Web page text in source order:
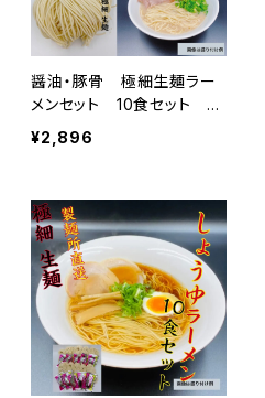
醤油・豚骨 極細生麺ラー
メンセット 10食セット 送
料無料 お家で専門店の麺
を！
¥2,896